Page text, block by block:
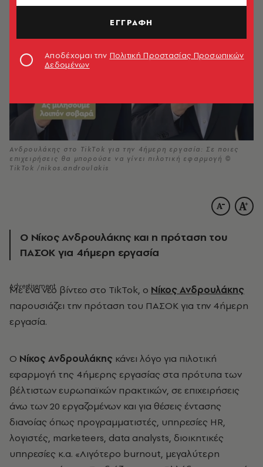
Ανδρουλάκης στο TikTok για την 4ήμερη εργασία: Σε ποιες
επιχειρήσεις θα μπορούσε να γίνει πιλοτική εφαρμογή ©
TikTok /nikos.androulakis
Ο Νίκος Ανδρουλάκης και η πρόταση του
ΠΑΣΟΚ για 4ήμερη εργασία
Με ένα νέο βίντεο στο TikTok, ο Νίκος Ανδρουλάκης
παρουσιάζει την πρόταση του ΠΑΣΟΚ για την 4ήμερη
εργασία.
Ο Νίκος Ανδρουλάκης κάνει λόγο για πιλοτική
εφαρμογή της 4ήμερης εργασίας στα πρότυπα των
βέλτιστων ευρωπαϊκών πρακτικών, σε επιχειρήσεις
άνω των 20 εργαζομένων και για θέσεις έντασης
διανοίας όπως προγραμματιστές, υπηρεσίες HR,
λογιστές, marketeers, data analysts, διοικητικές
υπηρεσίες κ.α. «Λιγότερο burnout, μεγαλύτερη
ΕΓΓΡΑΦΗ
Αποδέχομαι την Πολιτική Προστασίας Προσωπικών
Δεδομένων